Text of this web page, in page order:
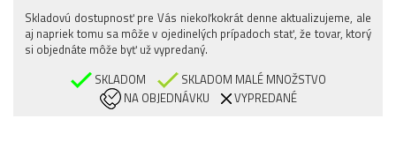
Skladovú dostupnosť pre Vás niekoľkokrát denne aktualizujeme, ale
aj napriek tomu sa môže v ojedinelých prípadoch stať, že tovar, ktorý
si objednáte môže byť už vypredaný.
SKLADOM
SKLADOM MALÉ MNOŽSTVO
NA OBJEDNÁVKU
VYPREDANÉ